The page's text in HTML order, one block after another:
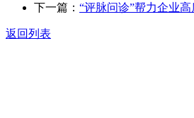
下一篇： “评脉问诊”帮力企业
返回列表